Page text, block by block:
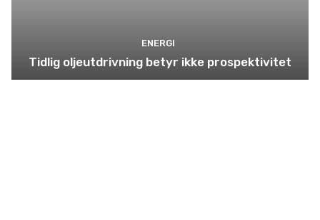
ENERGI
Tidlig oljeutdrivning betyr ikke prospektivitet